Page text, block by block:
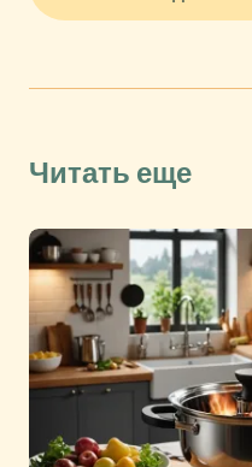
Читать еще